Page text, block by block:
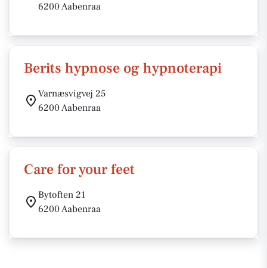
6200 Aabenraa
Berits hypnose og hypnoterapi
Varnæsvigvej 25
6200 Aabenraa
Care for your feet
Bytoften 21
6200 Aabenraa